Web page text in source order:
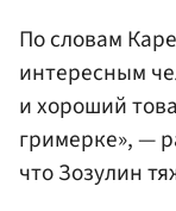
По словам
интересным
и хороший
гримерке», —
что Зозулин